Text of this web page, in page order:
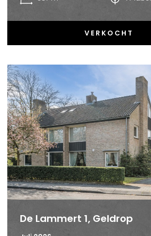
VERKOCHT
De Lammert 1, Geldrop